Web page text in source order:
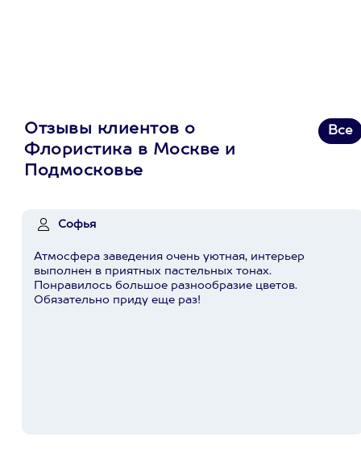
Отзывы клиентов о
Флористика в Москве и
Подмосковье
Все
Софья
Атмосфера заведения очень уютная, интерьер
выполнен в приятных пастельных тонах.
Понравилось большое разнообразие цветов.
Обязательно приду еще раз!